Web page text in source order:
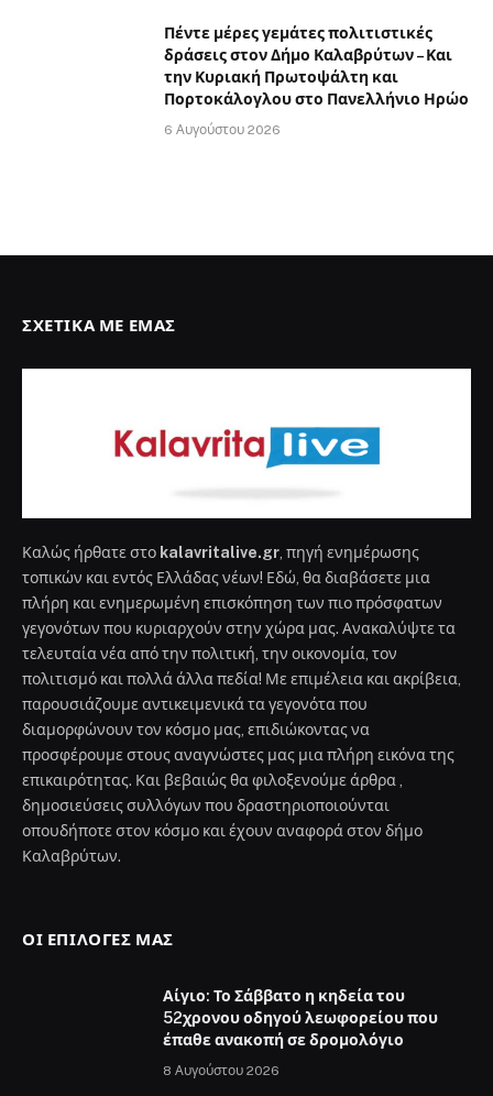
Πέντε μέρες γεμάτες πολιτιστικές
δράσεις στον Δήμο Καλαβρύτων – Και
την Κυριακή Πρωτοψάλτη και
Πορτοκάλογλου στο Πανελλήνιο Ηρώο
6 Αυγούστου 2026
ΣΧΕΤΙΚΆ ΜΕ ΕΜΆΣ
Καλώς ήρθατε στο kalavritalive.gr , πηγή ενημέρωσης
τοπικών και εντός Ελλάδας νέων! Εδώ, θα διαβάσετε μια
πλήρη και ενημερωμένη επισκόπηση των πιο πρόσφατων
γεγονότων που κυριαρχούν στην χώρα μας. Ανακαλύψτε τα
τελευταία νέα από την πολιτική, την οικονομία, τον
πολιτισμό και πολλά άλλα πεδία! Με επιμέλεια και ακρίβεια,
παρουσιάζουμε αντικειμενικά τα γεγονότα που
διαμορφώνουν τον κόσμο μας, επιδιώκοντας να
προσφέρουμε στους αναγνώστες μας μια πλήρη εικόνα της
επικαιρότητας. Και βεβαιώς θα φιλοξενούμε άρθρα ,
δημοσιεύσεις συλλόγων που δραστηριοποιούνται
οπουδήποτε στον κόσμο και έχουν αναφορά στον δήμο
Καλαβρύτων.
ΟΙ ΕΠΙΛΟΓΈΣ ΜΑΣ
Αίγιο: Το Σάββατο η κηδεία του
52χρονου οδηγού λεωφορείου που
έπαθε ανακοπή σε δρομολόγιο
8 Αυγούστου 2026